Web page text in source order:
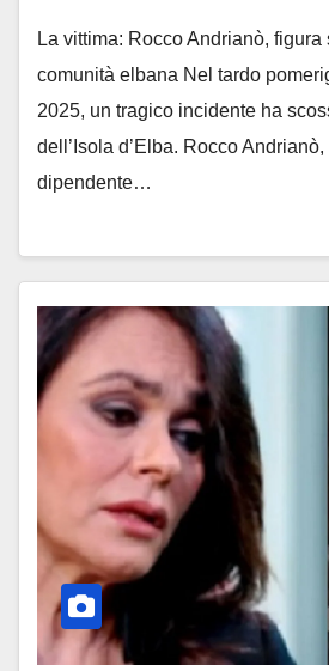
La vittima: Rocco Andrianò, figura
comunità elbana Nel tardo
2025, un tragico incidente ha
dell’Isola d’Elba. Rocco
dipendente…